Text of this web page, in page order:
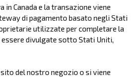
in Canada e la transazione viene
di pagamento basato negli Stati
utilizzate per completare la
divulgate sotto Stati Uniti,
del nostro negozio o si viene